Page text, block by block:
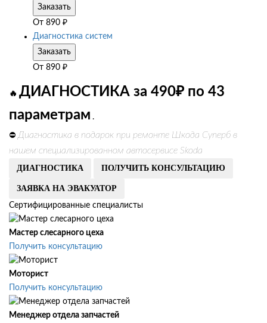
Заказать
От 890 ₽
Диагностика систем
Заказать
От 890 ₽
🔥 ДИАГНОСТИКА за 490₽ по 43
параметрам .
⛔ Диагностика в подарок при ремонте Шкода Суперб в
нашем специализированном автосервисе Skoda
ДИАГНОСТИКА ПОЛУЧИТЬ КОНСУЛЬТАЦИЮ
ЗАЯВКА НА ЭВАКУАТОР
Сертифицированные специалисты
Мастер слесарного цеха
Получить консультацию
Моторист
Получить консультацию
Менеджер отдела запчастей